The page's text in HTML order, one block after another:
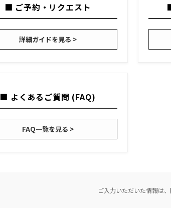
■ ご予約・リクエスト
詳細ガイドを見る >
■ よくあるご質問 (FAQ)
FAQ一覧を見る >
ご入力いただいた情報は